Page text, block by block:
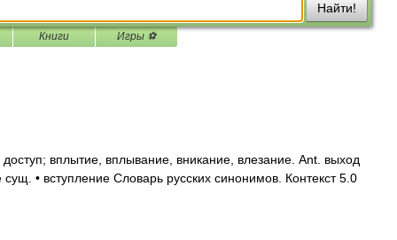
Найти!
Книги Игры ⚽
вплытие, вплывание, вникание, влезание. Ant. выход
• вступление Словарь русских синонимов. Контекст 5.0